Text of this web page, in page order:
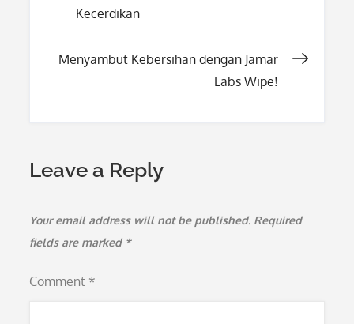
navigation
Kecerdikan
Menyambut Kebersihan dengan Jamar
Labs Wipe!
Leave a Reply
Your email address will not be published. Required
fields are marked *
Comment *